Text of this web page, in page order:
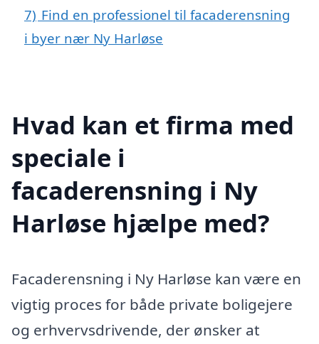
7) Find en professionel til facaderensning
i byer nær Ny Harløse
Hvad kan et firma med
speciale i
facaderensning i Ny
Harløse hjælpe med?
Facaderensning i Ny Harløse kan være en
vigtig proces for både private boligejere
og erhvervsdrivende, der ønsker at